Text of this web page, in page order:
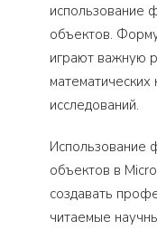
использование
объектов.
играют важную
математических
исследований.
Использование
объектов в
создавать
читаемые